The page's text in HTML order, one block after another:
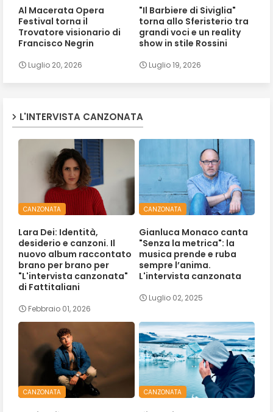
Al Macerata Opera
Festival torna il
Trovatore visionario di
Francisco Negrin
Luglio 20, 2026
"Il Barbiere di Siviglia"
torna allo Sferisterio tra
grandi voci e un reality
show in stile Rossini
Luglio 19, 2026
L'INTERVISTA CANZONATA
CANZONATA
Lara Dei: Identità,
desiderio e canzoni. Il
nuovo album raccontato
brano per brano per
"L'intervista canzonata"
di Fattitaliani
Febbraio 01, 2026
CANZONATA
Gianluca Monaco canta
"Senza la metrica": la
musica prende e ruba
sempre l’anima.
L'intervista canzonata
Luglio 02, 2025
CANZONATA CANZONATA